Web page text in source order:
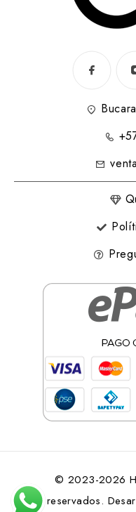
© 2023-2026
reservados.